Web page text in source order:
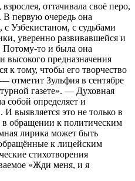
оттачивала своё перо,
первую очередь она
Узбекистаном, с судьбами
уверенно развивавшейся и
Потому-то и была она
высокого предназначения
к тому, чтобы его творчество
отметит Зульфия в сентябре
газете». — Духовная
собой определяет и
И выявляется это не только в
обращении к политическим
лирика может быть
к лицейским
стихотворения
«Жди меня, и я